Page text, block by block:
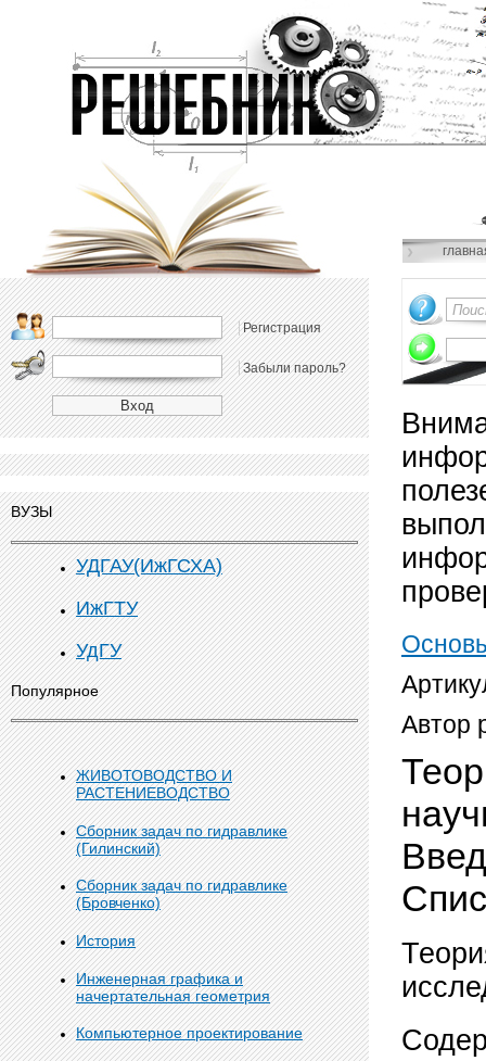
Регистрация
Забыли пароль?
ВУЗЫ
УДГАУ(ИжГСХА)
ИжГТУ
УдГУ
Популярное
ЖИВОТОВОДСТВО И
РАСТЕНИЕВОДСТВО
Сборник задач по гидравлике
(Гилинский)
Сборник задач по гидравлике
(Бровченко)
История
Инженерная графика и
начертательная геометрия
Компьютерное проектирование
Автор